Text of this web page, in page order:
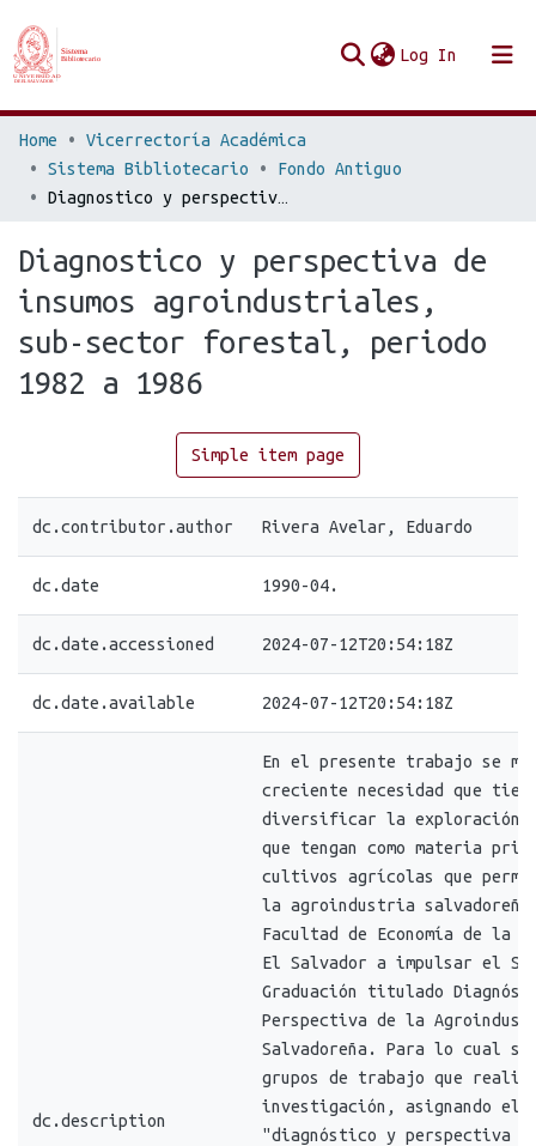
Log In
Communities & Collections
Home
Vicerrectoría Académica
Sistema Bibliotecario
Fondo Antiguo
Diagnostico y perspectiva de insumos agroindustriales, sub-sector forestal, periodo 1982 a 1986
Diagnostico y perspectiva de
insumos agroindustriales,
sub-sector forestal, periodo
1982 a 1986
Simple item page
dc.contributor.author Rivera Avelar, Eduardo
dc.date 1990-04.
dc.date.accessioned 2024-07-12T20:54:18Z
dc.date.available 2024-07-12T20:54:18Z
dc.description
En el presente trabajo se
creciente necesidad que
diversificar la exploración
que tengan como materia
cultivos agrícolas que
la agroindustria
Facultad de Economía de la
El Salvador a impulsar el
Graduación titulado
Perspectiva de la
Salvadoreña. Para lo cual se
grupos de trabajo que
investigación, asignando el
"diagnóstico y perspectiva